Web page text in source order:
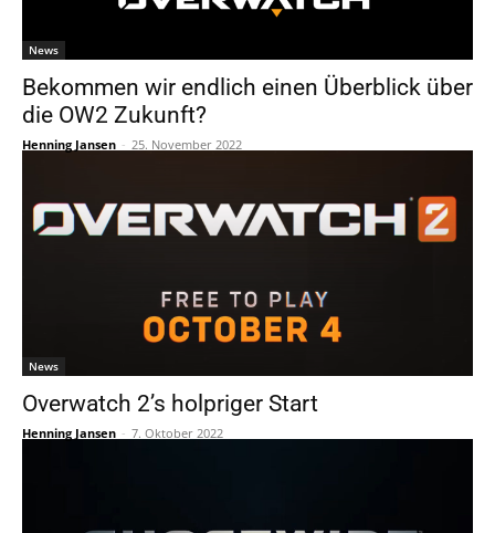
News
Bekommen wir endlich einen Überblick über
die OW2 Zukunft?
Henning Jansen - 25. November 2022
News
Overwatch 2’s holpriger Start
Henning Jansen - 7. Oktober 2022